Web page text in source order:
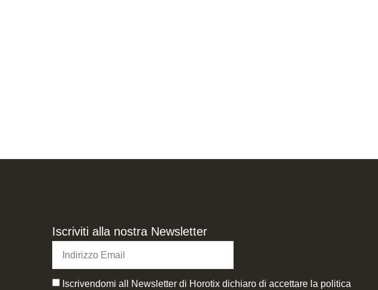
Iscriviti alla nostra Newsletter
Iscrivendomi all Newsletter di Horotix dichiaro di accettare la politica